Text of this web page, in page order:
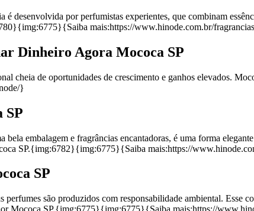
desenvolvida por perfumistas experientes, que combinam
mais:https://www.hinode.com.br/
Dinheiro Agora Mococa SP
cheia de oportunidades de crescimento e ganhos elevados.
}
SP
embalagem e fragrâncias encantadoras, é uma forma
SP.{img:6782}{img:6775}{Saiba mais:https://
SP
são produzidos com responsabilidade ambiental. Esse